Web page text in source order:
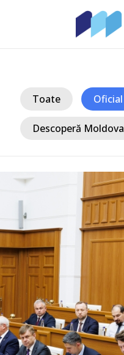
Toate Oficial
Descoperă Moldova
Serbia, în prima
aliat
după 2022